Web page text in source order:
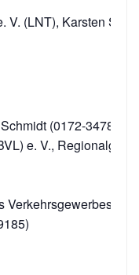
V. (LNT), Karsten
(0172-3478900)
e. V.,
e.V.